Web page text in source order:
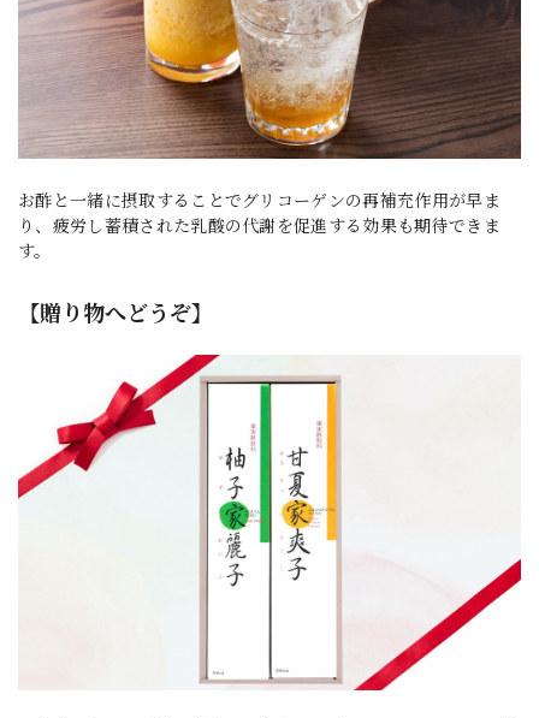
お酢と一緒に摂取することでグリコーゲンの再補充作用が早ま
り、疲労し蓄積された乳酸の代謝を促進する効果も期待できま
す。
【贈り物へどうぞ】